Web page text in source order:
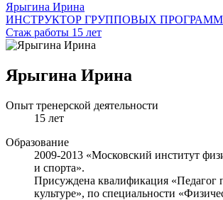
Ярыгина Ирина
ИНСТРУКТОР ГРУППОВЫХ ПРОГРАММ
Стаж работы 15 лет
Ярыгина Ирина
Опыт тренерской деятельности
15 лет
Образование
2009-2013 «Московский институт
и спорта».
Присуждена квалификация «Педагог
культуре», по специальности